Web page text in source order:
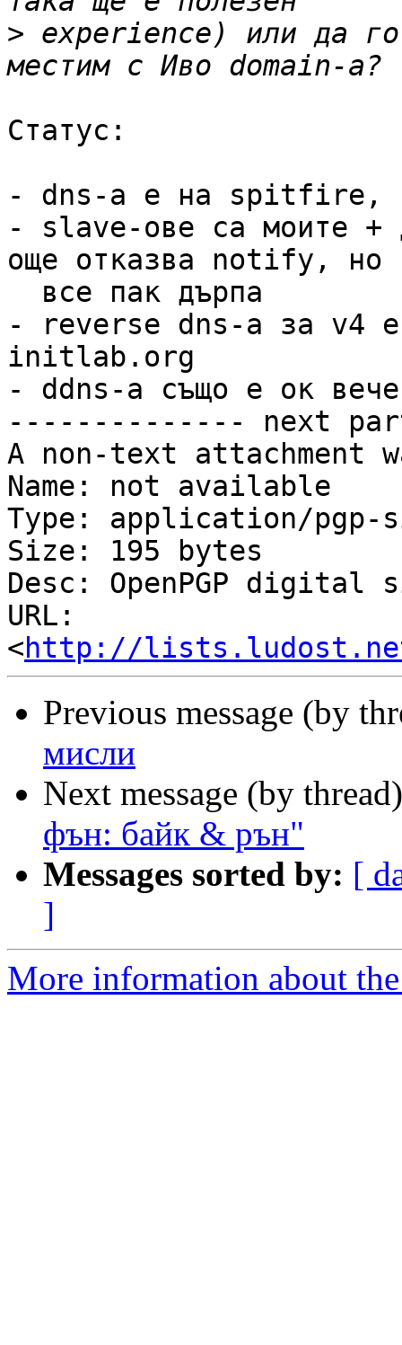
> experience) или да го
Статус:
- dns-а е на spitfire,
- slave-ове са моите +
още отказва notify, но
- reverse dns-а за v4 е
initlab.org
- ddns-а също е ок
-------------- next
A non-text attachment
Name: not available
Type: application/pgp-
Size: 195 bytes
Desc: OpenPGP digital
URL:
<http://lists.ludost.net/
Previous message (by
мисли
Next message (by
фън: байк & рън"
Messages sorted by: [
]
More information about